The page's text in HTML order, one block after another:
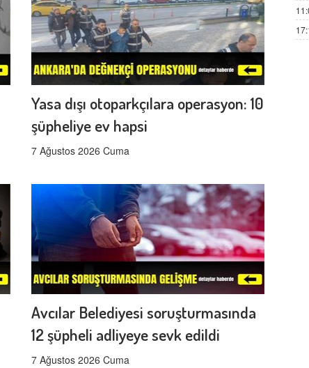
Yasa dışı otoparkçılara operasyon: 10
şüpheliye ev hapsi
7 Ağustos 2026 Cuma
Avcılar Belediyesi soruşturmasında
12 şüpheli adliyeye sevk edildi
7 Ağustos 2026 Cuma